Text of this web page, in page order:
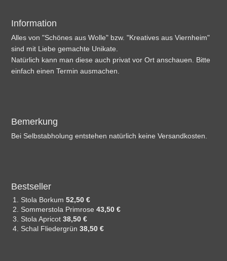
Information
Alles von "Schönes aus Wolle" bzw. "Kreatives aus Viernheim"
sind mit Liebe gemachte Unikate.
Natürlich kann man diese auch privat vor Ort anschauen. Bitte
einfach einen Termin ausmachen.
Bemerkung
Bei Selbstabholung entstehen natürlich keine Versandkosten.
Bestseller
Stola Borkum52,50 €
Sommerstola Primrose43,50 €
Stola Apricot38,50 €
Schal Fliedergrün38,50 €